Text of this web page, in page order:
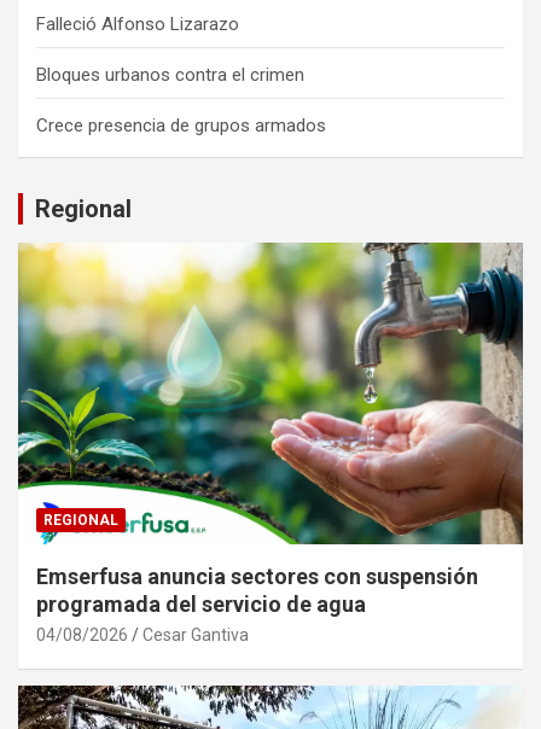
Falleció Alfonso Lizarazo
Bloques urbanos contra el crimen
Crece presencia de grupos armados
Regional
REGIONAL
Emserfusa anuncia sectores con suspensión
programada del servicio de agua
04/08/2026 Cesar Gantiva